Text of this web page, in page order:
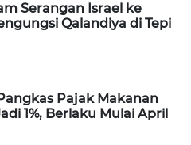
Serangan Israel ke
Qalandiya di Tepi
Pajak Makanan
1%, Berlaku Mulai April